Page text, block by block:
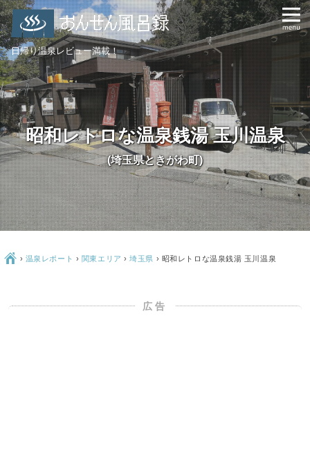
日帰り温泉レビュー満載！
昭和レトロな温泉銭湯 玉川温泉
(埼玉県ときがわ町)
Ç › 温泉レポート › 関東エリア ›埼玉県 › 昭和レトロな温泉銭湯 玉川温泉